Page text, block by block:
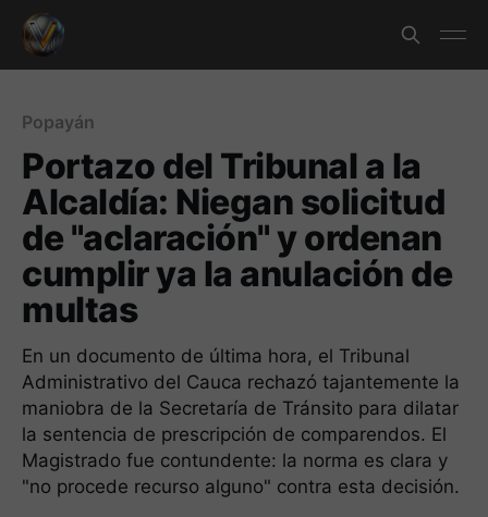
Popayán
Portazo del Tribunal a la
Alcaldía: Niegan solicitud
de "aclaración" y ordenan
cumplir ya la anulación de
multas
En un documento de última hora, el Tribunal
Administrativo del Cauca rechazó tajantemente la
maniobra de la Secretaría de Tránsito para dilatar
la sentencia de prescripción de comparendos. El
Magistrado fue contundente: la norma es clara y
"no procede recurso alguno" contra esta decisión.